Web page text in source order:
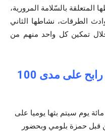
بالسّلامة المرورية،
الطرقات، نشاطها الثاني
تمكين كل واحد منهم من
تكافئ 100 رابح على مدى 100
يوم سيتم بثها يوميا على
حمزة بلومي وبحضور